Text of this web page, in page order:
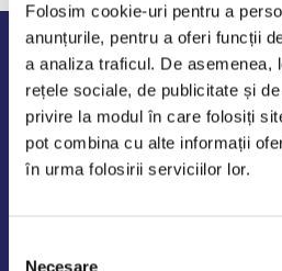
Folosim cookie-uri pentru a
anunțurile, pentru a oferi funcții
a analiza traficul. De asemenea,
rețele sociale, de publicitate și
privire la modul în care folosiți
pot combina cu alte informații
în urma folosirii serviciilor lor.
Necesare
Program de lucru
Luni - Vineri: 09:00-18:00
Sambata - Duminica: 10:00-